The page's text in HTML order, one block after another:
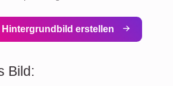
Hintergrundbild erstellen
Bild: